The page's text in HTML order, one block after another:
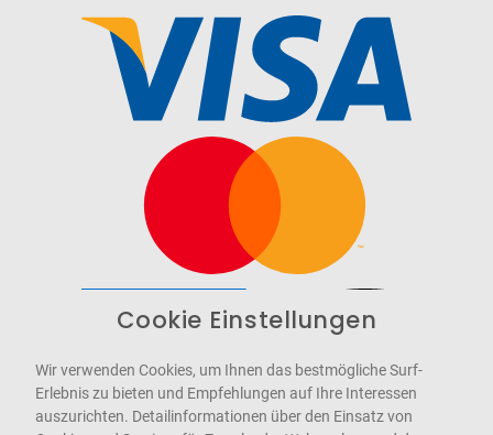
WCAG-2.1-AA
Cookie Einstellungen
Wir verwenden Cookies, um Ihnen das bestmögliche Surf-
Erlebnis zu bieten und Empfehlungen auf Ihre Interessen
auszurichten. Detailinformationen über den Einsatz von